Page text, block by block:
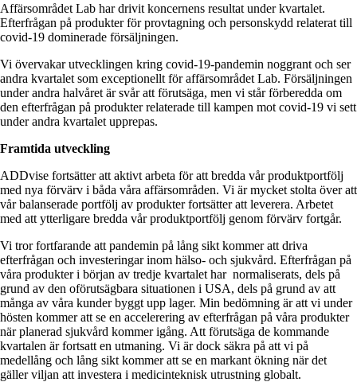
Affärsområdet Lab har drivit koncernens resultat under kvartalet.
Efterfrågan på produkter för provtagning och personskydd relaterat till
covid-19 dominerade försäljningen.
Vi övervakar utvecklingen kring covid-19-pandemin noggrant och ser
andra kvartalet som exceptionellt för affärsområdet Lab. Försäljningen
under andra halvåret är svår att förutsäga, men vi står förberedda om
den efterfrågan på produkter relaterade till kampen mot covid-19 vi sett
under andra kvartalet upprepas.
Framtida utveckling
ADDvise fortsätter att aktivt arbeta för att bredda vår produktportfölj
med nya förvärv i båda våra affärsområden. Vi är mycket stolta över att
vår balanserade portfölj av produkter fortsätter att leverera. Arbetet
med att ytterligare bredda vår produktportfölj genom förvärv fortgår.
Vi tror fortfarande att pandemin på lång sikt kommer att driva
efterfrågan och investeringar inom hälso- och sjukvård. Efterfrågan på
våra produkter i början av tredje kvartalet har normaliserats, dels på
grund av den oförutsägbara situationen i USA, dels på grund av att
många av våra kunder byggt upp lager. Min bedömning är att vi under
hösten kommer att se en accelerering av efterfrågan på våra produkter
när planerad sjukvård kommer igång. Att förutsäga de kommande
kvartalen är fortsatt en utmaning. Vi är dock säkra på att vi på
medellång och lång sikt kommer att se en markant ökning när det
gäller viljan att investera i medicinteknisk utrustning globalt.